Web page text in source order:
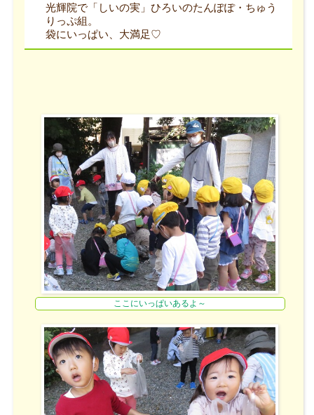
光輝院で「しいの実」ひろいのたんぽぽ・ちゅう
りっぷ組。
袋にいっぱい、大満足♡
ここにいっぱいあるよ～